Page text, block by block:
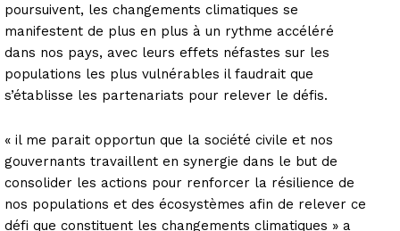
poursuivent, les changements climatiques se
manifestent de plus en plus à un rythme accéléré
dans nos pays, avec leurs effets néfastes sur les
populations les plus vulnérables il faudrait que
s’établisse les partenariats pour relever le défis.
« il me parait opportun que la société civile et nos
gouvernants travaillent en synergie dans le but de
consolider les actions pour renforcer la résilience de
nos populations et des écosystèmes afin de relever ce
défi que constituent les changements climatiques » a